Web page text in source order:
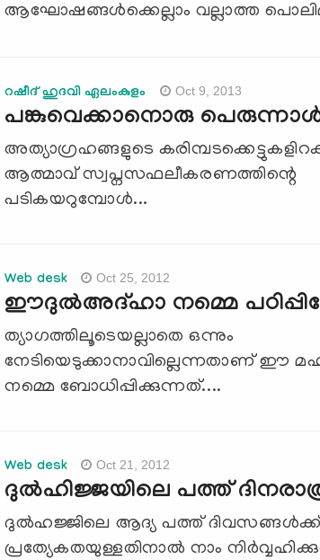
ആഘോഷങ്ങള്‍ക്കെല്ലാം വല്ലാത്ത
റഷീദ് ഹുദവി ഏലംകുളം Oct 9, 2013
പങ്കുവെക്കാനൊരു പെരുന്നാള്‍
അത്യാഗ്രഹങ്ങളുടെ
ആത്മാവ് സ്വപ്നസഫലീകരണത്തിന്റെ
പടികയറുമ്പോള്‍...
Web desk Oct 25, 2012
ഈദുല്‍അദ്ഹാ നമ്മെ
ത്യാഗത്തിലൂടെയല്ലാതെ ഒന്നും
നേടിയെടുക്കാനാവില്ലെന്നതാണ് ഈ
നമ്മെ ബോധിപ്പിക്കുന്നത്....
Web desk Oct 21, 2012
ദുല്‍ഹിജ്ജയിലെ പത്ത്‌
ദുല്‍ഹജ്ജിലെ ആദ്യ പത്ത്‌
പ്രത്യേകതയുള്ളതിനാല്‍ നാം